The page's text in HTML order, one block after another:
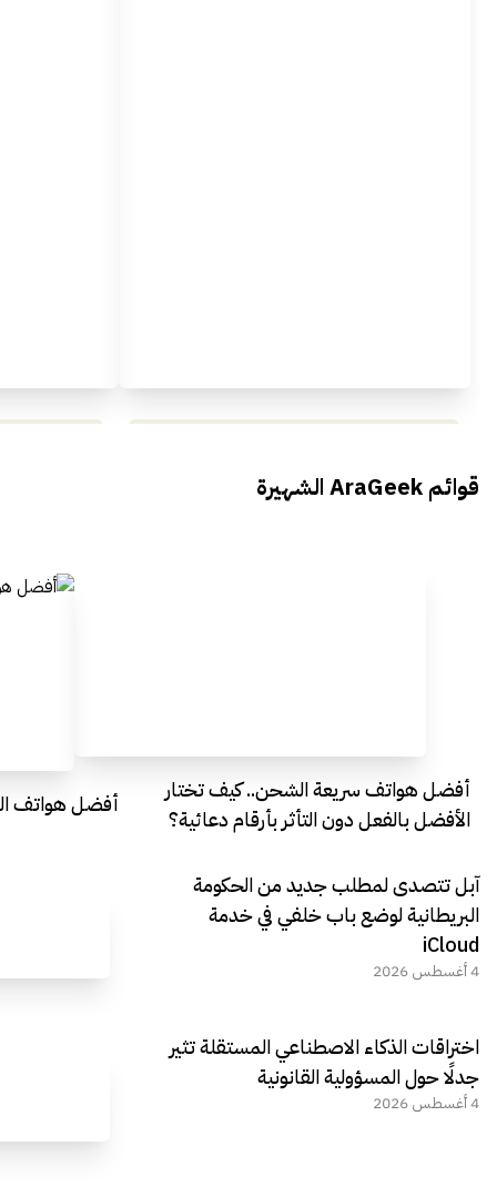
Everything Egypt
قوائم AraGeek الشهيرة
أفضل هواتف سريعة الشحن.. كيف تختار
الأفضل بالفعل دون التأثر بأرقام دعائية؟
أفضل هواتف
آبل تتصدى لمطلب جديد من الحكومة
البريطانية لوضع باب خلفي في خدمة
iCloud
4 أغسطس 2026
اختراقات الذكاء الاصطناعي المستقلة تثير
جدلًا حول المسؤولية القانونية
4 أغسطس 2026